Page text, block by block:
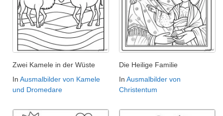
Zwei Kamele in der Wüste
In Ausmalbilder von Kamele
und Dromedare
Die Heilige Familie
In Ausmalbilder von
Christentum